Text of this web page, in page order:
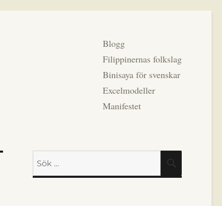
Blogg
Filippinernas folkslag
Binisaya för svenskar
Excelmodeller
Manifestet